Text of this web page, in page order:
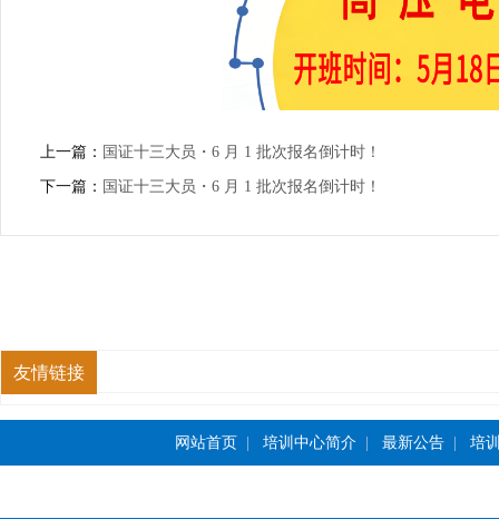
上一篇： 国证十三大员・6 月 1 批次报名倒计时！
下一篇： 国证十三大员・6 月 1 批次报名倒计时！
友情链接
网站首页 培训中心简介| 最新公告| 培